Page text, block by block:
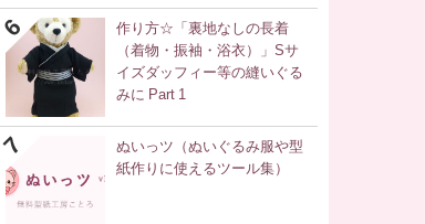
作り方☆「裏地なしの長着
（着物・振袖・浴衣）」Sサ
イズダッフィー等の縫いぐる
みに Part 1
ぬいっツ（ぬいぐるみ服や型
紙作りに使えるツール集）